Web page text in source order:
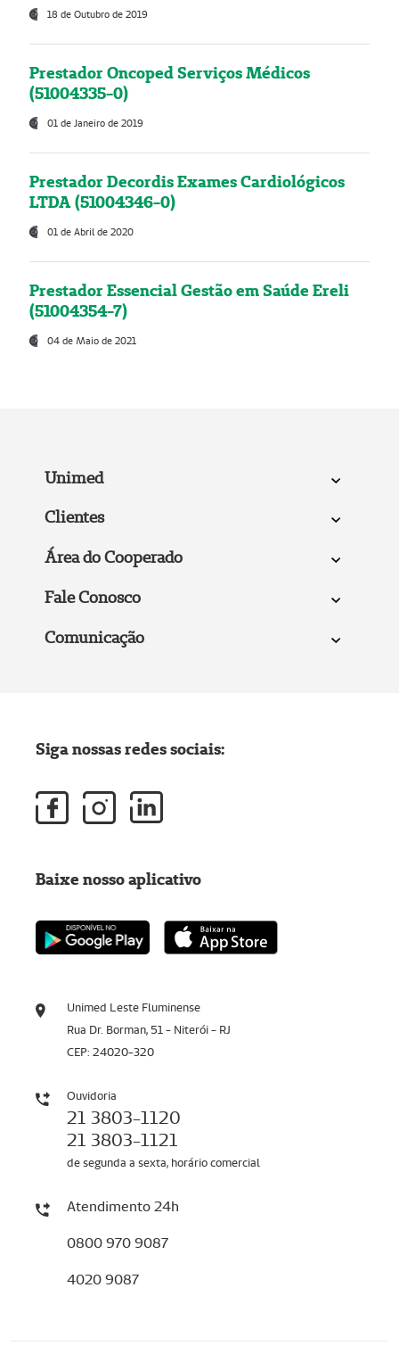
18 de Outubro de 2019
Prestador Oncoped Serviços Médicos
(51004335-0)
01 de Janeiro de 2019
Prestador Decordis Exames Cardiológicos
LTDA (51004346-0)
01 de Abril de 2020
Prestador Essencial Gestão em Saúde Ereli
(51004354-7)
04 de Maio de 2021
Unimed
Clientes
Área do Cooperado
Fale Conosco
Comunicação
Unimed Leste Fluminense
Rua Dr. Borman, 51 - Niterói - RJ
CEP: 24020-320
Ouvidoria
21 3803-1120
21 3803-1121
de segunda a sexta, horário comercial
Atendimento 24h
0800 970 9087
4020 9087
Siga nossas redes sociais:
Baixe nosso aplicativo